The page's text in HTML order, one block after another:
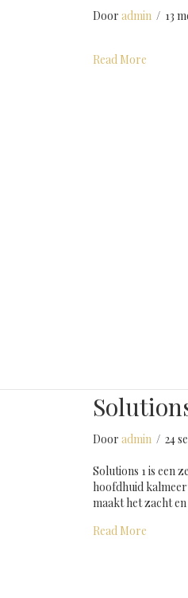
Dooradmin / 13
Read More
Dooradmin / 24
Solutions 1 is een
hoofdhuid
maakt het zacht
Read More